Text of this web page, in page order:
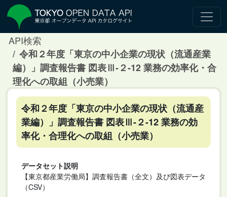
API検索
令和２年度「東京の中小企業の現状（流通産業
編）」調査報告書 図表Ⅲ-２-12 業務の効率化・合
理化への取組（小売業）
令和２年度「東京の中小企業の現状（流通産
業編）」調査報告書 図表Ⅲ-２-12 業務の効
率化・合理化への取組（小売業）
データセット説明
【東京都産業労働局】調査報告書（全文）及び図表データ
（CSV）